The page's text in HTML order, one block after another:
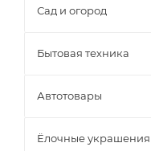
Сад и огород
Бытовая техника
Автотовары
Ёлочные украшения